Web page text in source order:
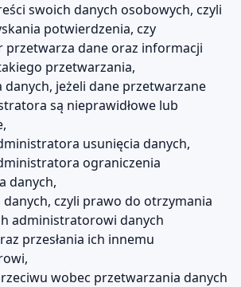
swoich danych osobowych, czyli
potwierdzenia, czy
dane oraz informacji
przetwarzania,
jeżeli dane przetwarzane
są nieprawidłowe lub
usunięcia danych,
ograniczenia
danych,
czyli prawo do otrzymania
administratorowi danych
przesłania ich innemu
wobec przetwarzania danych